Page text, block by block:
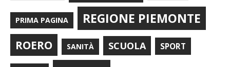
PRIMA PAGINA REGIONE PIEMONTE
ROERO SANITÀ SCUOLA SPORT